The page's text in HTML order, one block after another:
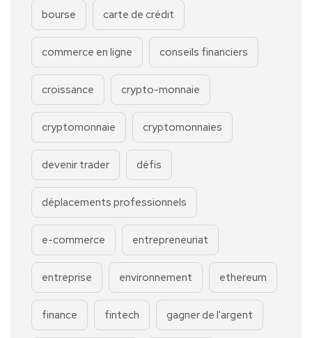
bourse carte de crédit
commerce en ligne conseils financiers
croissance crypto-monnaie
cryptomonnaie cryptomonnaies
devenir trader défis
déplacements professionnels
e-commerce entrepreneuriat
entreprise environnement ethereum
finance fintech gagner de l'argent